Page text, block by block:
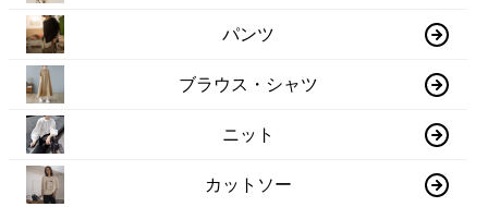
パンツ
ブラウス・シャツ
ニット
カットソー